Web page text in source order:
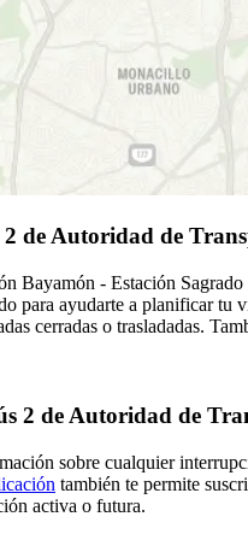
de Autoridad de
Bayamón - Estación
para ayudarte a planificar
cerradas o trasladadas.
2 de Autoridad de
sobre cualquier
también te permite
activa o futura.